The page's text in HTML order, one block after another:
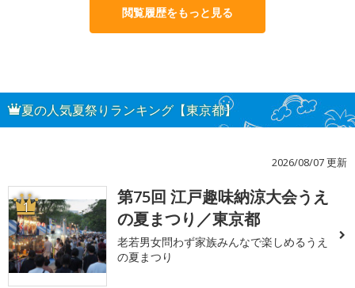
閲覧履歴をもっと見る
夏の人気夏祭りランキング【東京都】
2026/08/07 更新
1
第75回 江戸趣味納涼大会うえ
の夏まつり／東京都
老若男女問わず家族みんなで楽しめるうえ
の夏まつり